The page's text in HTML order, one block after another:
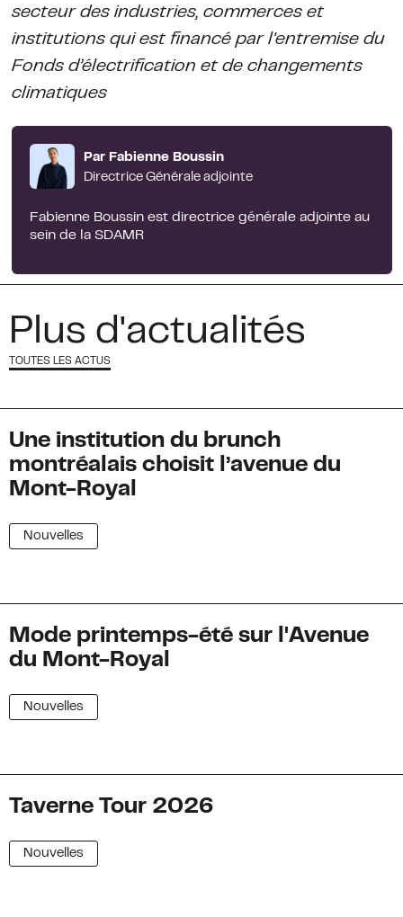
secteur des industries, commerces et
institutions qui est financé par l'entremise du
Fonds d’électrification et de changements
climatiques
Par Fabienne Boussin
Directrice Générale adjointe
Fabienne Boussin est directrice générale adjointe au
sein de la SDAMR
Plus d'actualités
TOUTES LES ACTUS
Une institution du brunch
montréalais choisit l’avenue du
Mont-Royal
Nouvelles
Mode printemps-été sur l'Avenue
du Mont-Royal
Nouvelles
Taverne Tour 2026
Nouvelles